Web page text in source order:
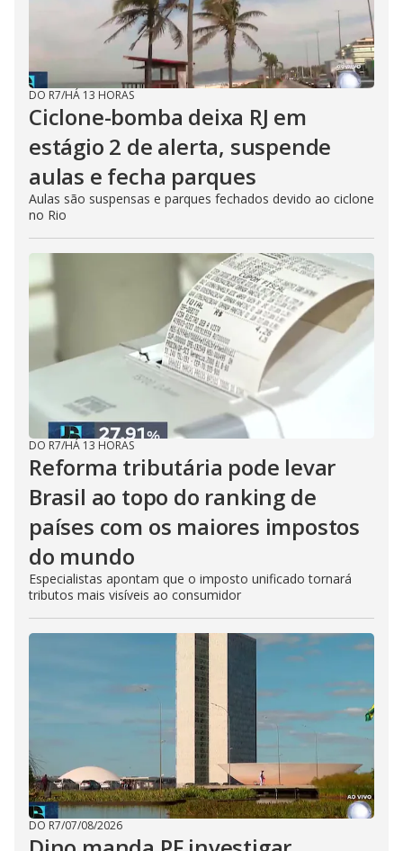
DO R7/HÁ 13 HORAS
Ciclone-bomba deixa RJ em
estágio 2 de alerta, suspende
aulas e fecha parques
Aulas são suspensas e parques fechados devido ao ciclone
no Rio
DO R7/HÁ 13 HORAS
Reforma tributária pode levar
Brasil ao topo do ranking de
países com os maiores impostos
do mundo
Especialistas apontam que o imposto unificado tornará
tributos mais visíveis ao consumidor
DO R7/07/08/2026